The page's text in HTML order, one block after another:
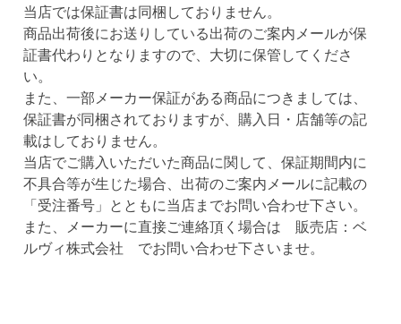
当店では保証書は同梱しておりません。
商品出荷後にお送りしている出荷のご案内メールが保
証書代わりとなりますので、大切に保管してくださ
い。
また、一部メーカー保証がある商品につきましては、
保証書が同梱されておりますが、購入日・店舗等の記
載はしておりません。
当店でご購入いただいた商品に関して、保証期間内に
不具合等が生じた場合、出荷のご案内メールに記載の
「受注番号」とともに当店までお問い合わせ下さい。
また、メーカーに直接ご連絡頂く場合は 販売店：ベ
ルヴィ株式会社 でお問い合わせ下さいませ。